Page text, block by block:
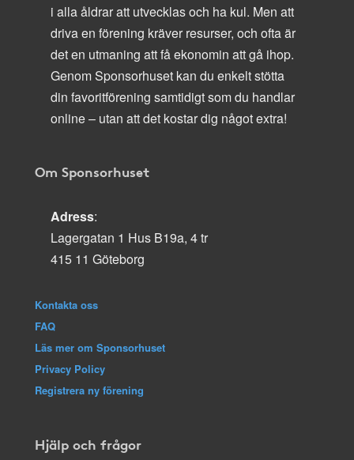
i alla åldrar att utvecklas och ha kul. Men att
driva en förening kräver resurser, och ofta är
det en utmaning att få ekonomin att gå ihop.
Genom Sponsorhuset kan du enkelt stötta
din favoritförening samtidigt som du handlar
online – utan att det kostar dig något extra!
Om Sponsorhuset
Adress:
Lagergatan 1 Hus B19a, 4 tr
415 11 Göteborg
Kontakta oss
FAQ
Läs mer om Sponsorhuset
Privacy Policy
Registrera ny förening
Hjälp och frågor